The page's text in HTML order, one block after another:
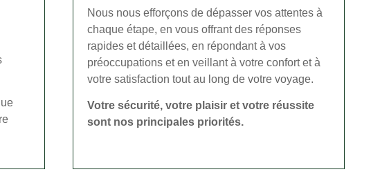
Nous nous efforçons de dépasser vos attentes à
chaque étape, en vous offrant des réponses
rapides et détaillées, en répondant à vos
préoccupations et en veillant à votre confort et à
votre satisfaction tout au long de votre voyage.
Votre sécurité, votre plaisir et votre réussite
sont nos principales priorités.